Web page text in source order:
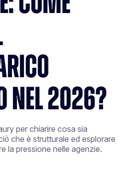
NEL 2026?
per chiarire cosa sia
che è strutturale ed esplorare
la pressione nelle agenzie.